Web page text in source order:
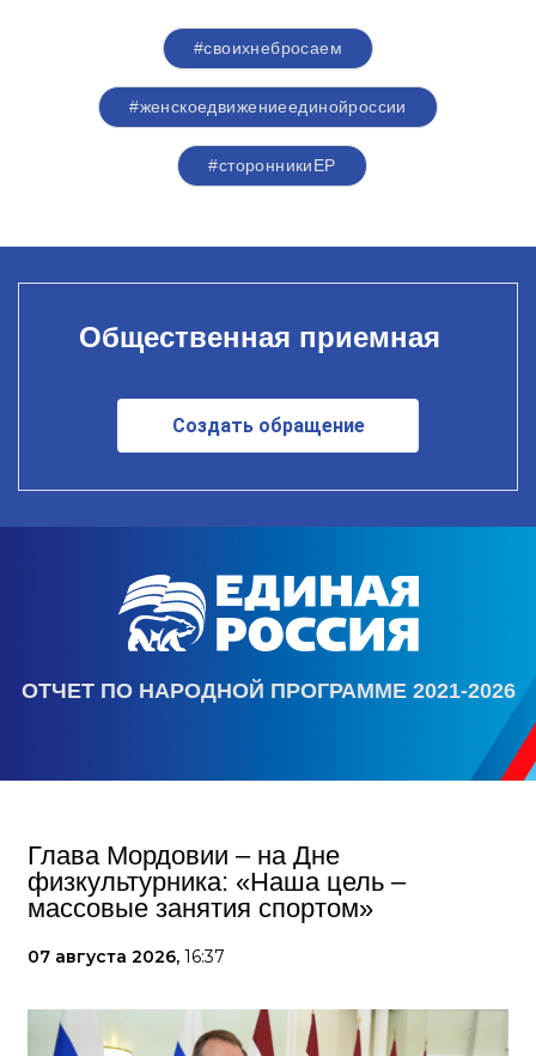
#своихнебросаем
#женскоедвижениеединойроссии
#сторонникиЕР
Общественная приемная
Создать обращение
ОТЧЕТ ПО НАРОДНОЙ ПРОГРАММЕ 2021-2026
Глава Мордовии – на Дне
физкультурника: «Наша цель –
массовые занятия спортом»
07 августа 2026, 16:37